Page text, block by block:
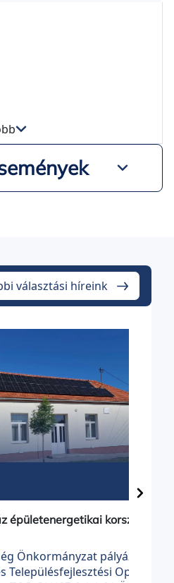
választási híreink
épületenergetikai
Önkormányzat pályázatot
Településfejlesztési Operatív